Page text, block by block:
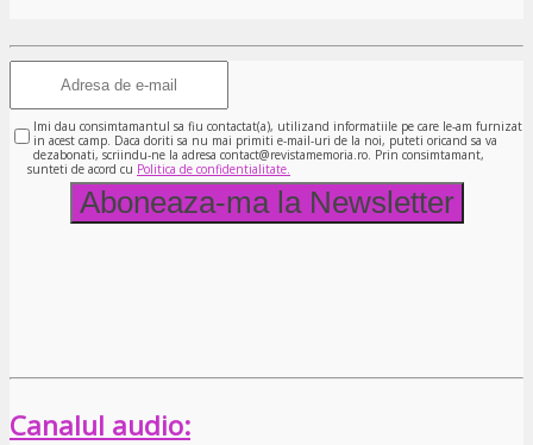
Imi dau consimtamantul sa fiu contactat(a), utilizand informatiile pe care le-am furnizat
in acest camp. Daca doriti sa nu mai primiti e-mail-uri de la noi, puteti oricand sa va
dezabonati, scriindu-ne la adresa contact@revistamemoria.ro. Prin consimtamant,
sunteti de acord cu Politica de confidentialitate.
Canalul audio: